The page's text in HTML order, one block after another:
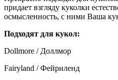
придает взгляду куколки
осмысленность, с ними Ваша
Подходят для кукол:
Dollmore / Доллмор
Fairyland / Фейриленд